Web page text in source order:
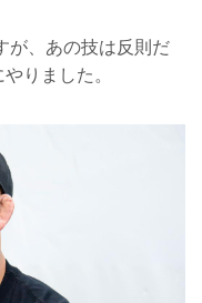
が、あの技は反則だ
りました。